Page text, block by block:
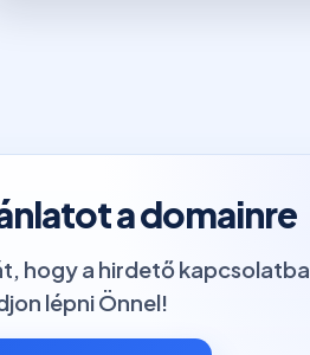
a domainre
hogy a hirdető kapcsolatba
lépni Önnel!